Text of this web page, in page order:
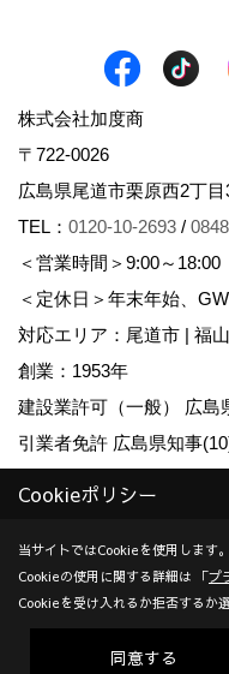
株式会社加度商
〒722-0026
広島県尾道市栗原西2丁
TEL： 0120-10-2693 /
＜営業時間＞9:00～18:00
＜定休日＞年末年始、
対応エリア：尾道市 | 福
創業：1953年
建設業許可（一般） 広島
引業者免許 広島県知事
Copyright (c) KADOSHO. All
Produced byゴデスクリエイ
Cookieポリシー
当サイトではCookieを使用します。
Cookieの使用に関する詳細は 「プ
Cookieを受け入れるか拒否するか
同意する